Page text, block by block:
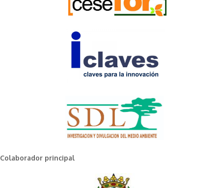
Colaborador principal